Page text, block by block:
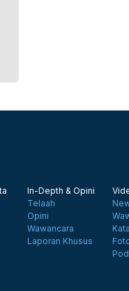
In-Depth & Opini
Telaah
Opini
Wawancara
Laporan Khusus